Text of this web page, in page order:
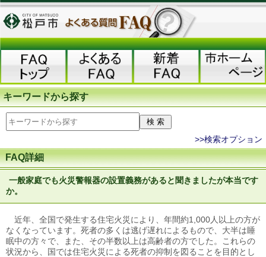
キーワードから探す
>>検索オプション
FAQ詳細
一般家庭でも火災警報器の設置義務があると聞きましたが本当です
か。
近年、全国で発生する住宅火災により、年間約1,000人以上の方が
なくなっています。死者の多くは逃げ遅れによるもので、大半は睡
眠中の方々で、また、その半数以上は高齢者の方でした。これらの
状況から、国では住宅火災による死者の抑制を図ることを目的とし